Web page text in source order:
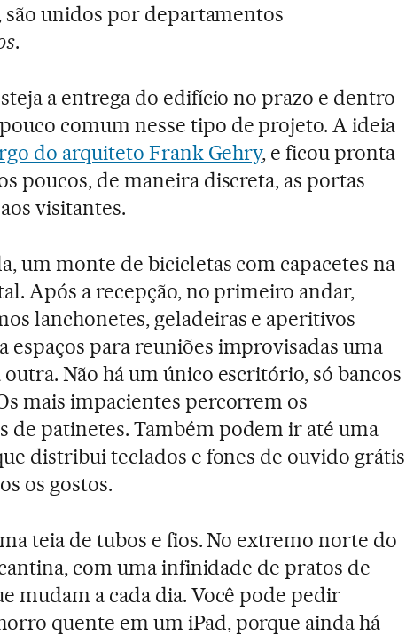
são unidos por departamentos
.
a entrega do edifício no prazo e dentro
comum nesse tipo de projeto. A ideia
do arquiteto Frank Gehry, e ficou pronta
poucos, de maneira discreta, as portas
visitantes.
um monte de bicicletas com capacetes na
Após a recepção, no primeiro andar,
lanchonetes, geladeiras e aperitivos
espaços para reuniões improvisadas uma
outra. Não há um único escritório, só bancos
mais impacientes percorrem os
de patinetes. Também podem ir até uma
distribui teclados e fones de ouvido grátis
os gostos.
teia de tubos e fios. No extremo norte do
com uma infinidade de pratos de
mudam a cada dia. Você pode pedir
quente em um iPad, porque ainda há